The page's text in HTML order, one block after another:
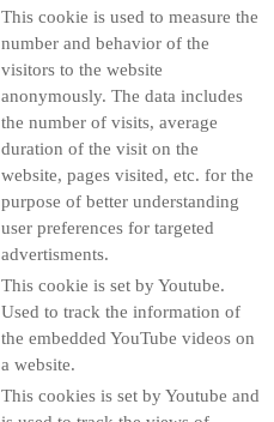
This cookie is used to measure the
number and behavior of the
visitors to the website
anonymously. The data includes
the number of visits, average
duration of the visit on the
website, pages visited, etc. for the
purpose of better understanding
user preferences for targeted
advertisments.
This cookie is set by Youtube.
Used to track the information of
the embedded YouTube videos on
a website.
This cookies is set by Youtube and